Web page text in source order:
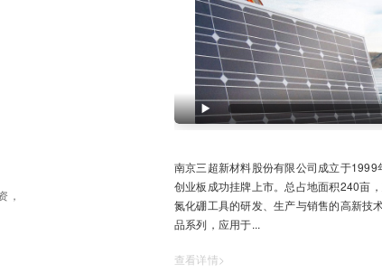
，
南京三超新材料股份有限公司成立于
创业板成功挂牌上市。总占地面积240亩
氮化硼工具的研发、生产与销售的高新技
品系列，应用于...
查看详情>